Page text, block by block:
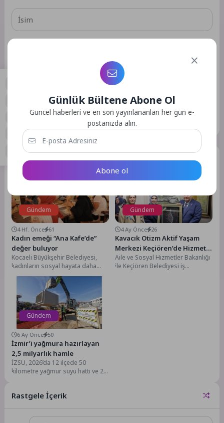
Daha sonraki yorumlarımda kullanılması için adım, e-posta
adresim ve site adresim bu tarayıcıya kaydedilsin.
Benzer Yazılar
Gündem
4 Hf. Önce 61
Kadın emeği “Ana Kafe’de”
değer buluyor
Kocaeli Büyükşehir Belediyesi,
kadınların sosyal hayata daha
aktif katılımını destekleyen
projelerine bir yenisini daha
Gündem
4 Ay Önce 26
Kavacık Otizm Aktif Yaşam
Merkezi Keçiören’de Hizmete
Açıldı
Aile ve Sosyal Hizmetler Bakanlığı
ile Keçiören Belediyesi iş
Gündem
6 Ay Önce 50
İzmir’i yağmura hazırlayan
2,5 milyarlık hamle
İZSU, 2026’da 12 ilçede 50
kilometre yağmur suyu hattı ve 20
Rastgele İçerik
Günlük Bültene Abone Ol
Güncel haberleri ve en son yayınlananları her gün e-
postanızda alın.
Abone ol